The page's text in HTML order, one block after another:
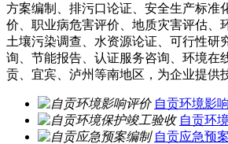
方案编制、排污口论证、安全生产标准
价、职业病危害评价、地质灾害评估、
土壤污染调查、水资源论证、可行性研
询、节能报告、认证服务咨询、环境在
贡、宜宾、泸州等南地区，为企业提供
自贡环境影
自贡环
自贡应急预